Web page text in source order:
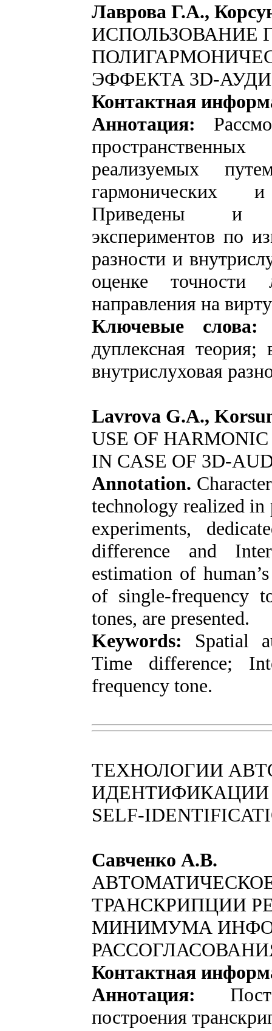
Лаврова Г.А.,
ИСПОЛЬЗОВАНИЕ
ЭФФЕКТА 3D-
Контактная
Аннотация:
реализуемых
гармонических
Приведены и
экспериментов по
разности и
оценке точности
направления на
Ключевые
дуплексная теория;
внутрислуховая
Lavrovа G.A.,
USE OF
IN CASE OF 3D-
Annotation.
technology realized in
experiments,
difference and
estimation of
of single-frequency
tones, are presented.
Keywords: Spatial
Time difference;
frequency tone.
ТЕХНОЛОГИИ
ИДЕНТИФИКАЦИИ
SELF-
Савченко А.В.
ТРАНСКРИПЦИИ
МИНИМУМА
Контактная
Аннотация:
построения